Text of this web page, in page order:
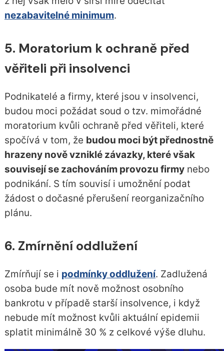
nezabavitelné minimum.
5. Moratorium k ochraně před
věřiteli při insolvenci
Podnikatelé a firmy, které jsou v insolvenci,
budou moci požádat soud o tzv. mimořádné
moratorium kvůli ochraně před věřiteli, které
spočívá v tom, že budou moci být přednostně
hrazeny nově vzniklé závazky, které však
souvisejí se zachováním provozu firmynebo
podnikání. S tím souvisí i umožnění podat
žádost o dočasné přerušení reorganizačního
plánu.
6. Zmírnění oddlužení
Zmírňují se i podmínky oddlužení. Zadlužená
osoba bude mít nově možnost osobního
bankrotu v případě starší insolvence, i když
nebude mít možnost kvůli aktuální epidemii
splatit minimálně 30 % z celkové výše dluhu.